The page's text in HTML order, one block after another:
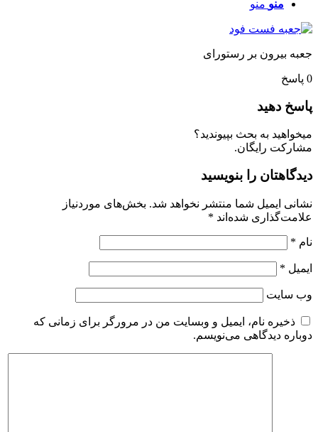
منو منو
بیرون بر رستورای
پاسخ
دهید
به بحث بپیوندید؟
رایگان.
را بنویسید
ایمیل شما منتشر نخواهد شد. بخش‌های موردنیاز
شده‌اند*
*
*
سایت
ذخیره نام، ایمیل و وبسایت من در مرورگر برای زمانی که
دیدگاهی می‌نویسم.